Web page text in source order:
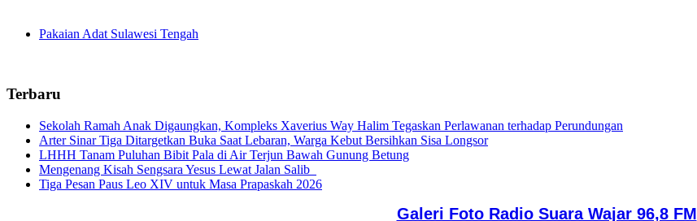
Pakaian Adat Sulawesi Tengah
Terbaru
Sekolah Ramah Anak Digaungkan, Kompleks Xaverius Way Halim Tegaskan Perlawanan terhadap Perundungan
Arter Sinar Tiga Ditargetkan Buka Saat Lebaran, Warga Kebut Bersihkan Sisa Longsor
LHHH Tanam Puluhan Bibit Pala di Air Terjun Bawah Gunung Betung
Mengenang Kisah Sengsara Yesus Lewat Jalan Salib
Tiga Pesan Paus Leo XIV untuk Masa Prapaskah 2026
Galeri Foto Radio Suara Wajar 96,8 FM